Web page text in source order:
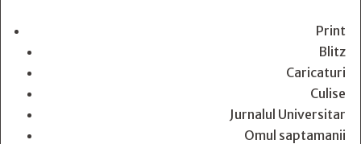
Print
Blitz
Caricaturi
Culise
Jurnalul Universitar
Omul saptamanii